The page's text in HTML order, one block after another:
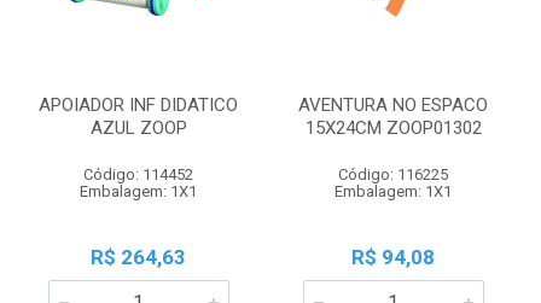
APOIADOR INF DIDATICO
AZUL ZOOP
Código: 114452
Embalagem: 1X1
R$ 264,63
AVENTURA NO ESPACO
15X24CM ZOOP01302
Código: 116225
Embalagem: 1X1
R$ 94,08